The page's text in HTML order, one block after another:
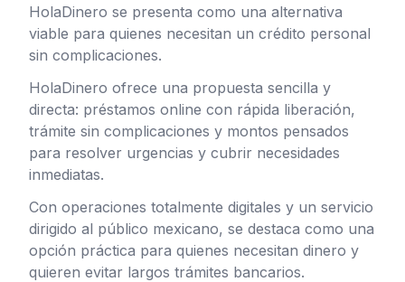
HolaDinero se presenta como una alternativa
viable para quienes necesitan un crédito personal
sin complicaciones.
HolaDinero ofrece una propuesta sencilla y
directa: préstamos online con rápida liberación,
trámite sin complicaciones y montos pensados ​​
para resolver urgencias y cubrir necesidades
inmediatas.
Con operaciones totalmente digitales y un servicio
dirigido al público mexicano, se destaca como una
opción práctica para quienes necesitan dinero y
quieren evitar largos trámites bancarios.